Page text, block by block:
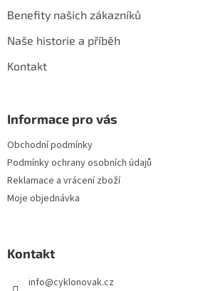
Benefity našich zákazníků
Naše historie a příběh
Kontakt
Informace pro vás
Obchodní podmínky
Podmínky ochrany osobních údajů
Reklamace a vrácení zboží
Moje objednávka
Kontakt
info@cyklonovak.cz